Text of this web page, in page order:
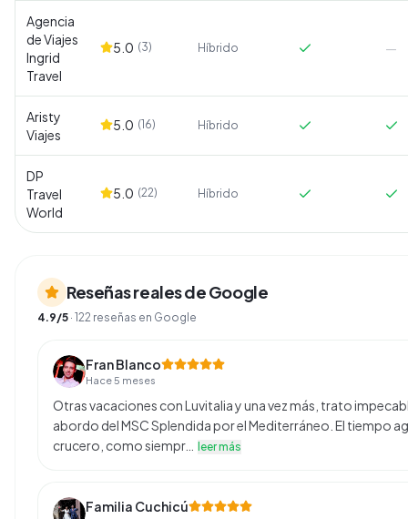
Agencia
de Viajes
Ingrid
Travel
5.0 (3) Híbrido —
Aristy
Viajes
5.0 (16) Híbrido
DP
Travel
World
5.0 (22) Híbrido
Reseñas reales de Google
4.9/5 · 122 reseñas en Google
Fran Blanco
Hace 5 meses
Otras vacaciones con Luvitalia y una vez más, trato
abordo del MSC Splendida por el Mediterráneo. El tiempo
crucero, como siempr…
leer más
Familia Cuchicú